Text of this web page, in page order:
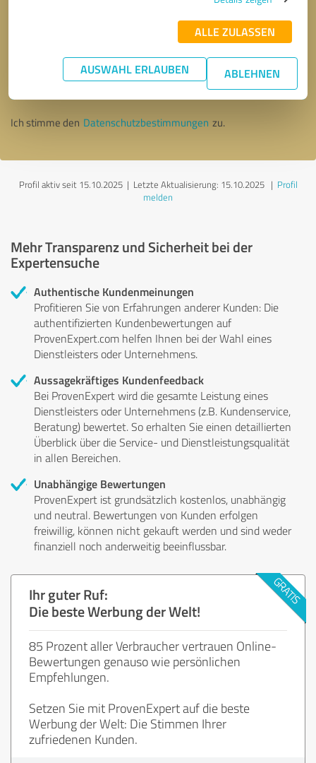
ALLE ZULASSEN
AUSWAHL ERLAUBEN ABLEHNEN
Ich stimme den Datenschutzbestimmungen zu.
Profil aktiv seit 15.10.2025 | Letzte Aktualisierung: 15.10.2025| Profil
melden
Mehr Transparenz und Sicherheit bei der
Expertensuche
Authentische Kundenmeinungen
Profitieren Sie von Erfahrungen anderer Kunden: Die
authentifizierten Kundenbewertungen auf
ProvenExpert.com helfen Ihnen bei der Wahl eines
Dienstleisters oder Unternehmens.
Aussagekräftiges Kundenfeedback
Bei ProvenExpert wird die gesamte Leistung eines
Dienstleisters oder Unternehmens (z.B. Kundenservice,
Beratung) bewertet. So erhalten Sie einen detaillierten
Überblick über die Service- und Dienstleistungsqualität
in allen Bereichen.
Unabhängige Bewertungen
ProvenExpert ist grundsätzlich kostenlos, unabhängig
und neutral. Bewertungen von Kunden erfolgen
freiwillig, können nicht gekauft werden und sind weder
finanziell noch anderweitig beeinflussbar.
Ihr guter Ruf:
Die beste Werbung der Welt!
85 Prozent aller Verbraucher vertrauen Online-
Bewertungen genauso wie persönlichen
Empfehlungen.
Setzen Sie mit ProvenExpert auf die beste
Werbung der Welt: Die Stimmen Ihrer
zufriedenen Kunden.